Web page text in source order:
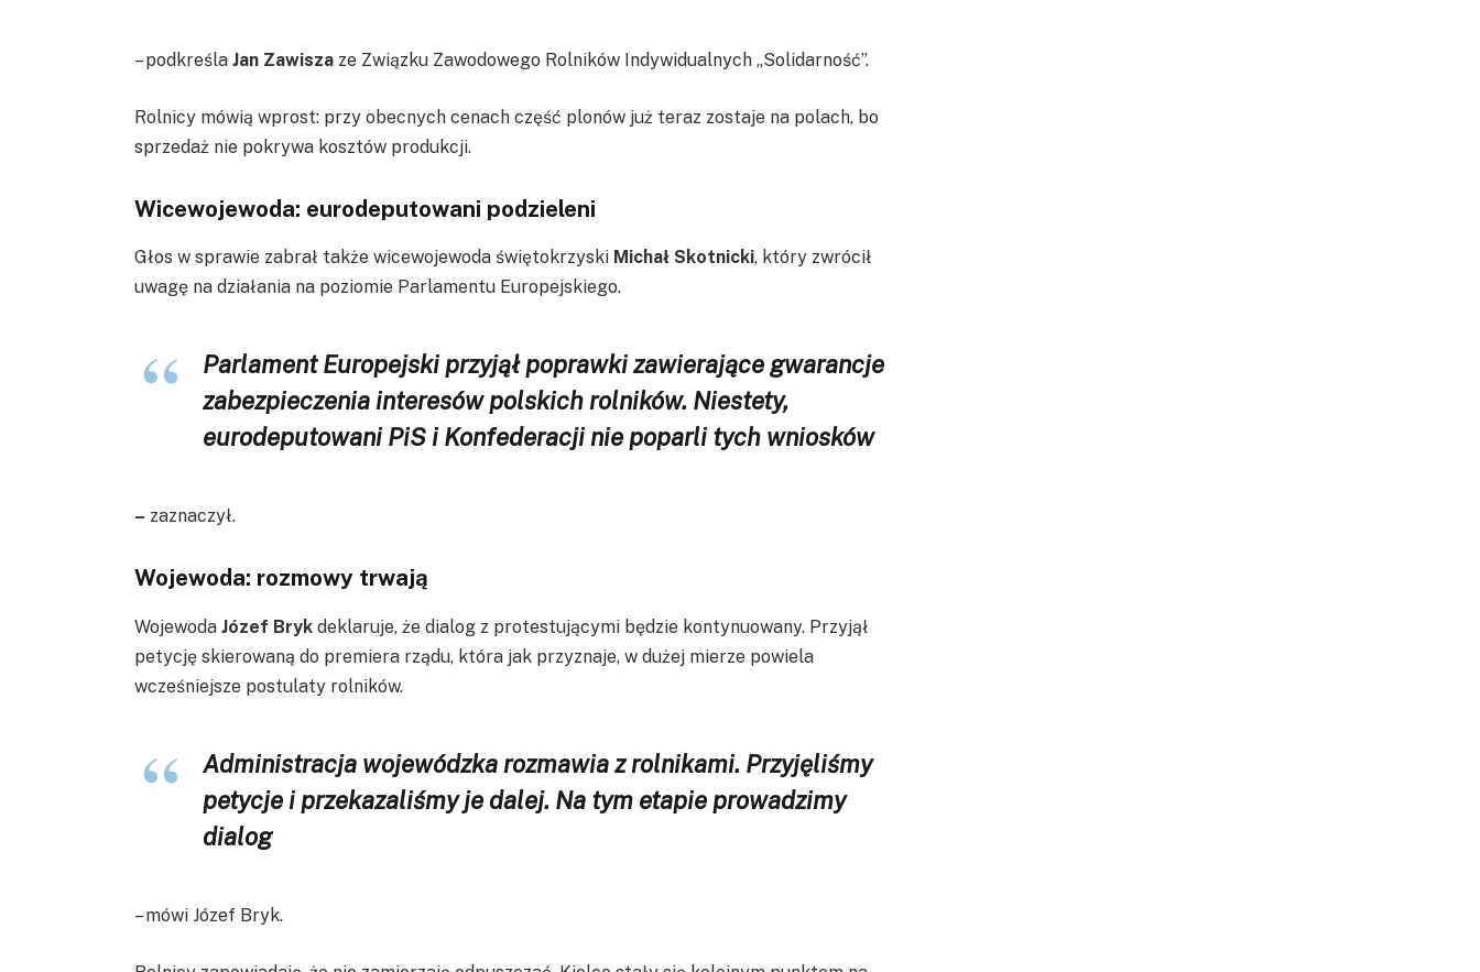
– podkreśla Jan Zawiszaze Związku Zawodowego Rolników Indywidualnych „Solidarność”.
Rolnicy mówią wprost: przy obecnych cenach część plonów już teraz zostaje na polach, bo
sprzedaż nie pokrywa kosztów produkcji.
Wicewojewoda: eurodeputowani podzieleni
Głos w sprawie zabrał także wicewojewoda świętokrzyski Michał Skotnicki, który zwrócił
uwagę na działania na poziomie Parlamentu Europejskiego.
Parlament Europejski przyjął poprawki zawierające gwarancje
zabezpieczenia interesów polskich rolników. Niestety,
eurodeputowani PiS i Konfederacji nie poparli tych wniosków
– zaznaczył.
Wojewoda: rozmowy trwają
WojewodaJózef Brykdeklaruje, że dialog z protestującymi będzie kontynuowany. Przyjął
petycję skierowaną do premiera rządu, która jak przyznaje, w dużej mierze powiela
wcześniejsze postulaty rolników.
Administracja wojewódzka rozmawia z rolnikami. Przyjęliśmy
petycje i przekazaliśmy je dalej. Na tym etapie prowadzimy
dialog
– mówi Józef Bryk.